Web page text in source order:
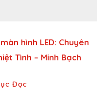
hình LED: Chuyên
Tình – Minh Bạch
Đọc